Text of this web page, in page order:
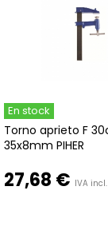
En stock
Torno aprieto F
35x8mm PIHER
27,68 € IVA incl.